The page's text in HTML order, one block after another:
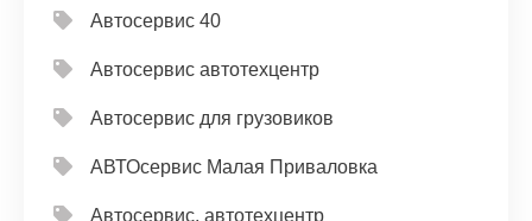
Автосервис 40
Автосервис автотехцентр
Автосервис для грузовиков
АВТОсервис Малая Приваловка
Автосервис, автотехцентр